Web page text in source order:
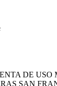
DE USO
SAN